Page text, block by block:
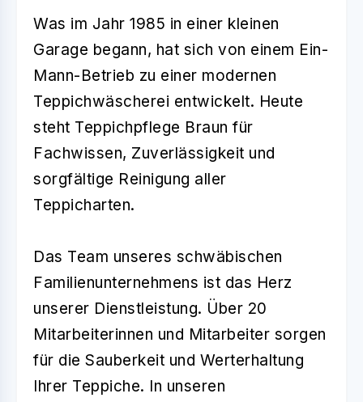
Was im Jahr 1985 in einer kleinen
Garage begann, hat sich von einem Ein-
Mann-Betrieb zu einer modernen
Teppichwäscherei entwickelt. Heute
steht Teppichpflege Braun für
Fachwissen, Zuverlässigkeit und
sorgfältige Reinigung aller
Teppicharten.
Das Team unseres schwäbischen
Familienunternehmens ist das Herz
unserer Dienstleistung. Über 20
Mitarbeiterinnen und Mitarbeiter sorgen
für die Sauberkeit und Werterhaltung
Ihrer Teppiche. In unseren